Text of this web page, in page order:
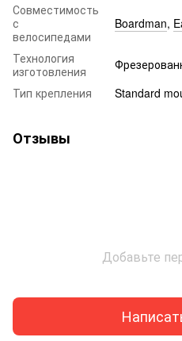
Совместимость
с
велосипедами
Boardman,
Технология
изготовления
Тип крепления
Standard
Отзывы
Добавьте